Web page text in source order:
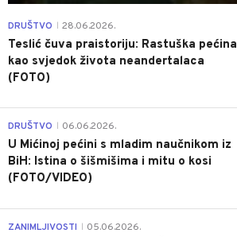
DRUŠTVO 28.06.2026.
Teslić čuva praistoriju: Rastuška pećina
kao svjedok života neandertalaca
(FOTO)
DRUŠTVO 06.06.2026.
U Mićinoj pećini s mladim naučnikom iz
BiH: Istina o šišmišima i mitu o kosi
(FOTO/VIDEO)
ZANIMLJIVOSTI 05.06.2026.